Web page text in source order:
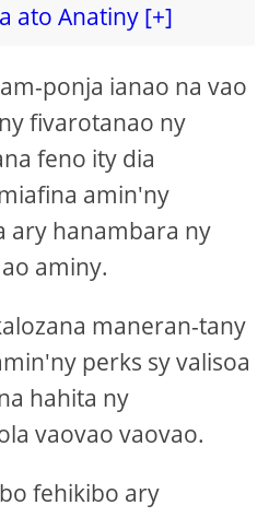
ato Anatiny [+]
ponja ianao na vao
fivarotanao ny
feno ity dia
amin'ny
ary hanambara ny
aminy.
maneran-tany
perks sy valisoa
hahita ny
vaovao vaovao.
fehikibo ary